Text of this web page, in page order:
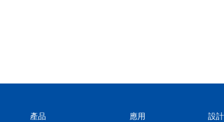
產品 應用 設